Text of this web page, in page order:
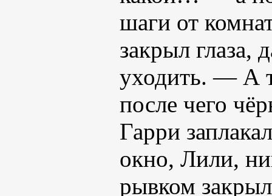
шаги от
закрыл глаза,
уходить. — А
после чего
Гарри
окно, Лили,
рывком